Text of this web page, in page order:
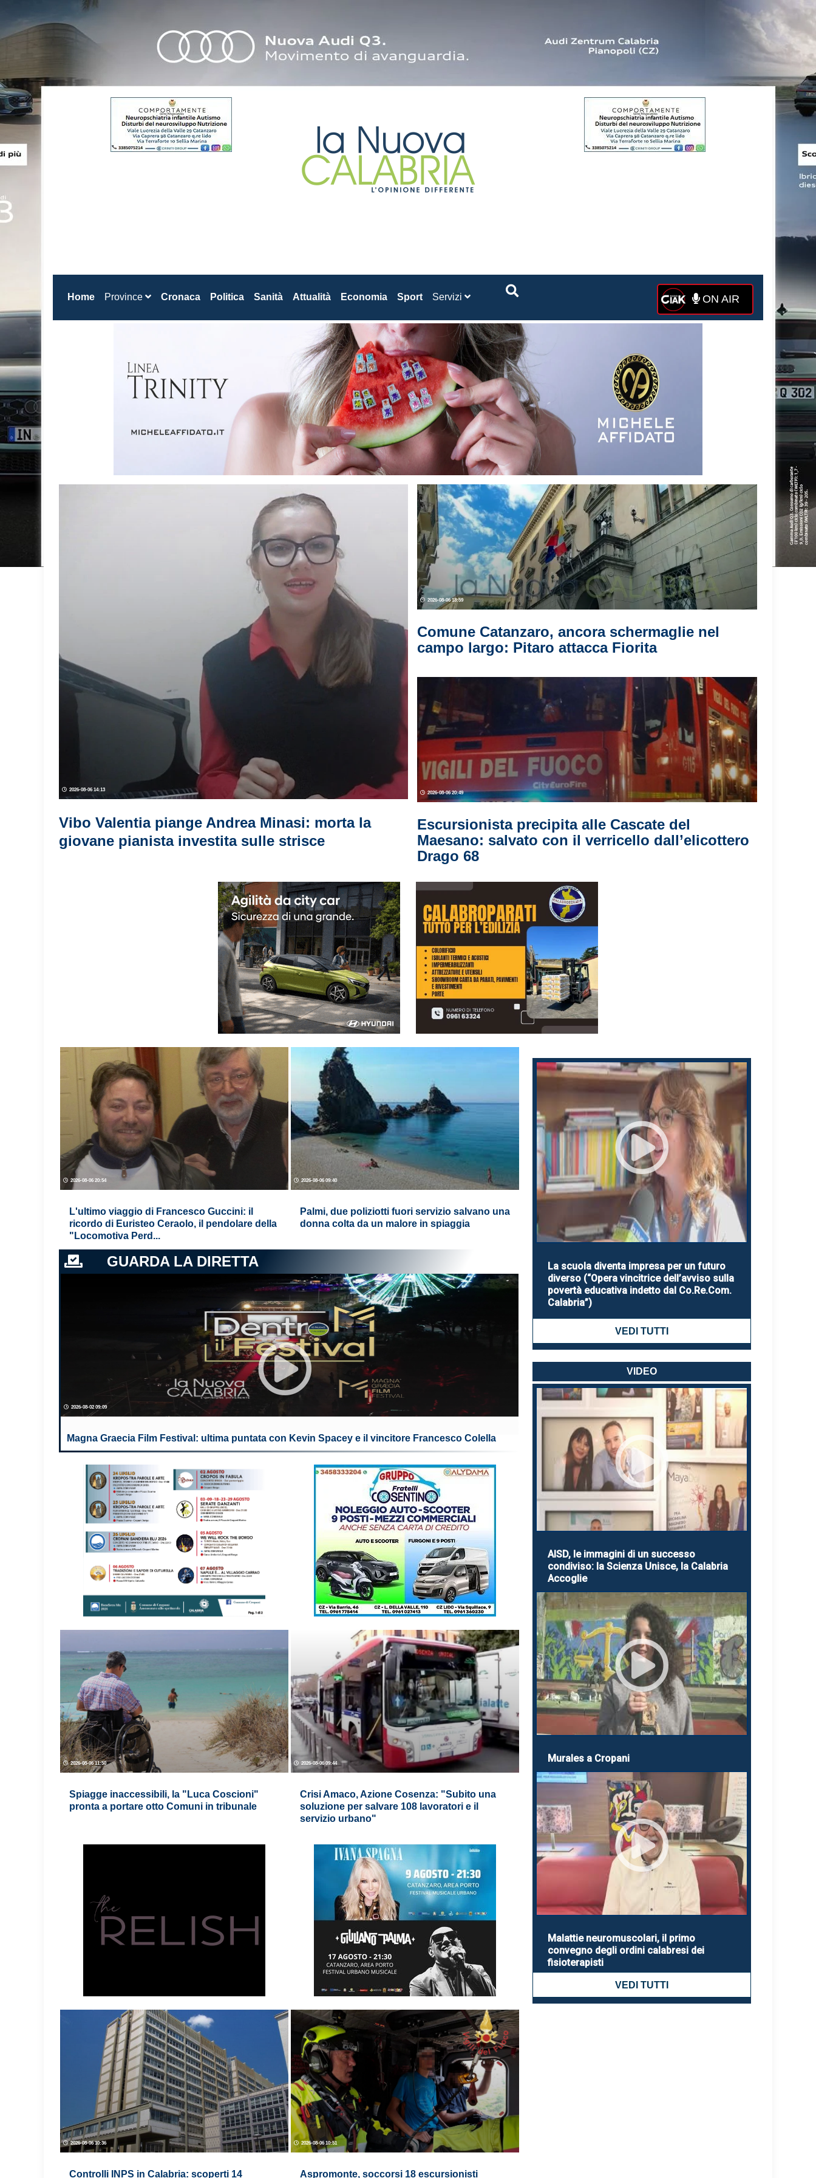
Home(current)
Province Cronaca Politica Sanità Attualità Economia Sport Servizi ON AIR
2026-08-06 14:13
Vibo Valentia piange Andrea Minasi: morta la
giovane pianista investita sulle strisce
2026-08-06 18:59
Comune Catanzaro, ancora schermaglie nel
campo largo: Pitaro attacca Fiorita
2026-08-06 20:49
Escursionista precipita alle Cascate del
Maesano: salvato con il verricello dall’elicottero
Drago 68
2026-08-06 20:54
L'ultimo viaggio di Francesco Guccini: il
ricordo di Euristeo Ceraolo, il pendolare della
"Locomotiva Perd...
2026-08-06 09:40
Palmi, due poliziotti fuori servizio salvano una
donna colta da un malore in spiaggia
GUARDA LA DIRETTA
2026-08-02 09:09
Magna Graecia Film Festival: ultima puntata con Kevin Spacey e il vincitore Francesco Colella
2026-08-06 11:50
Spiagge inaccessibili, la "Luca Coscioni"
pronta a portare otto Comuni in tribunale
2026-08-06 09:44
Crisi Amaco, Azione Cosenza: "Subito una
soluzione per salvare 108 lavoratori e il
servizio urbano"
2026-08-06 10:36
Controlli INPS in Calabria: scoperti 14
2026-08-06 10:51
Aspromonte, soccorsi 18 escursionisti
La scuola diventa impresa per un futuro
diverso (“Opera vincitrice dell’avviso sulla
povertà educativa indetto dal Co.Re.Com.
Calabria”)
VEDI TUTTI
VIDEO
AISD, le immagini di un successo
condiviso: la Scienza Unisce, la Calabria
Accoglie
Murales a Cropani
Malattie neuromuscolari, il primo
convegno degli ordini calabresi dei
fisioterapisti
VEDI TUTTI